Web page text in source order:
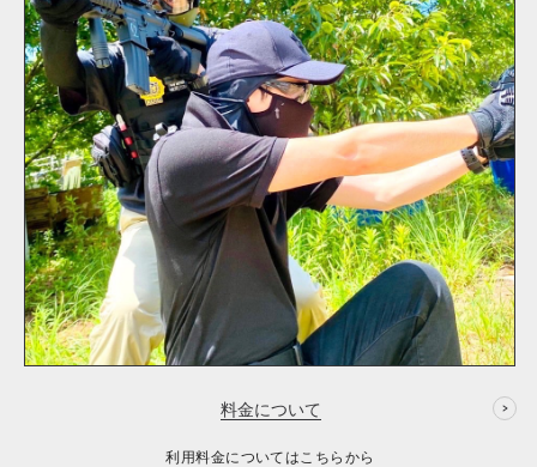
料金について
利用料金についてはこちらから